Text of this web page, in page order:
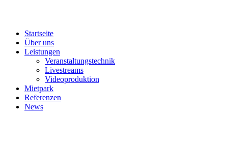
Startseite
Über uns
Leistungen
Veranstaltungstechnik
Livestreams
Videoproduktion
Mietpark
Referenzen
News